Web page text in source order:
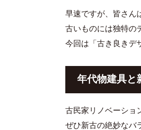
早速ですが、皆さん
古いものには独特の
今回は「古き良きデ
年代物建具と
古民家リノベーショ
ぜひ新古の絶妙なバ